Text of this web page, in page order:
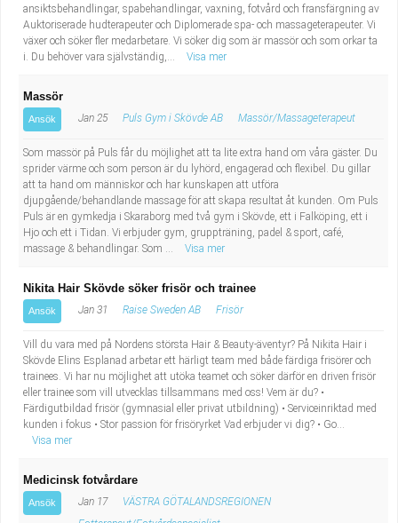
ansiktsbehandlingar, spabehandlingar, vaxning, fotvård och fransfärgning av
Auktoriserade hudterapeuter och Diplomerade spa- och massageterapeuter. Vi
växer och söker fler medarbetare. Vi söker dig som är massör och som orkar ta
i. Du behöver vara självständig,...
Visa mer
Massör
Ansök Jan 25 Puls Gym i Skövde AB Massör/Massageterapeut
Som massör på Puls får du möjlighet att ta lite extra hand om våra gäster. Du
sprider värme och som person är du lyhörd, engagerad och flexibel. Du gillar
att ta hand om människor och har kunskapen att utföra
djupgående/behandlande massage för att skapa resultat åt kunden. Om Puls
Puls är en gymkedja i Skaraborg med två gym i Skövde, ett i Falköping, ett i
Hjo och ett i Tidan. Vi erbjuder gym, gruppträning, padel & sport, café,
massage & behandlingar. Som ...
Visa mer
Nikita Hair Skövde söker frisör och trainee
Ansök Jan 31 Raise Sweden AB Frisör
Vill du vara med på Nordens största Hair & Beauty-äventyr? På Nikita Hair i
Skövde Elins Esplanad arbetar ett härligt team med både färdiga frisörer och
trainees. Vi har nu möjlighet att utöka teamet och söker därför en driven frisör
eller trainee som vill utvecklas tillsammans med oss! Vem är du? •
Färdigutbildad frisör (gymnasial eller privat utbildning) • Serviceinriktad med
kunden i fokus • Stor passion för frisöryrket Vad erbjuder vi dig? • Go...
Visa mer
Medicinsk fotvårdare
Ansök Jan 17
VÄSTRA GÖTALANDSREGIONEN